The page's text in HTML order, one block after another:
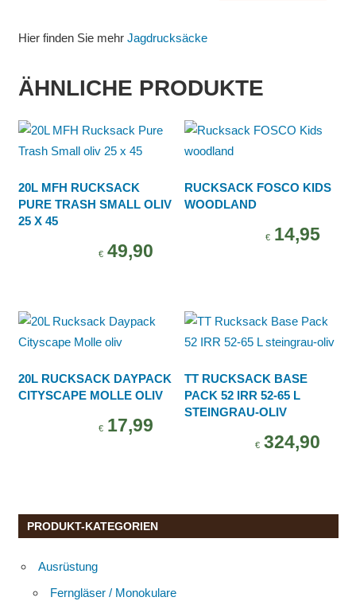
Hier finden Sie mehr Jagdrucksäcke
ÄHNLICHE PRODUKTE
20L MFH RUCKSACK
PURE TRASH SMALL OLIV
25 X 45
€ 49,90
RUCKSACK FOSCO KIDS
WOODLAND
€ 14,95
20L RUCKSACK DAYPACK
CITYSCAPE MOLLE OLIV
€ 17,99
TT RUCKSACK BASE
PACK 52 IRR 52-65 L
STEINGRAU-OLIV
€ 324,90
PRODUKT-KATEGORIEN
Ausrüstung
Ferngläser / Monokulare